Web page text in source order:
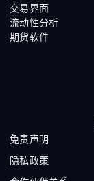
交易界面
流动性分析
期货软件
免责声明
隐私政策